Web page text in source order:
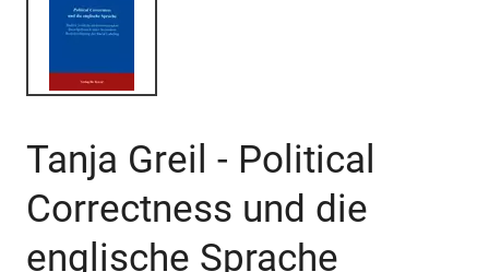
Tanja Greil - Political
Correctness und die
englische Sprache